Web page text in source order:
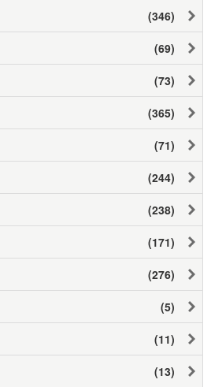
(346)
(69)
(73)
(365)
(71)
(244)
(238)
(171)
(276)
(5)
(11)
(13)